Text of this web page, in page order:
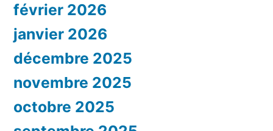
février 2026
janvier 2026
décembre 2025
novembre 2025
octobre 2025